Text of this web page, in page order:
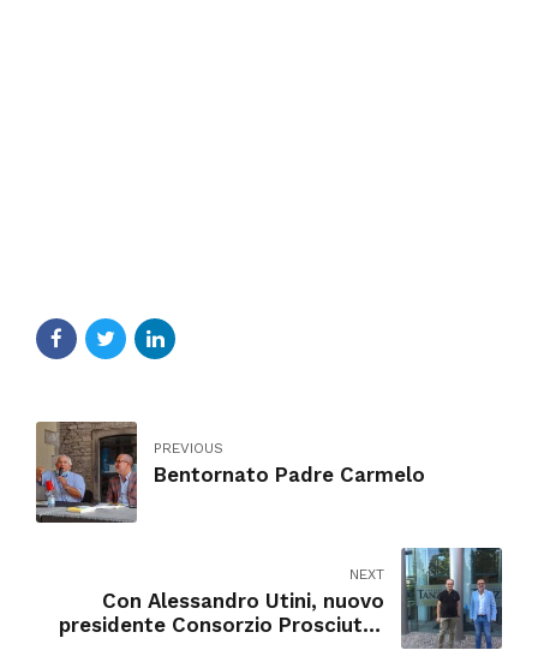
PREVIOUS
Bentornato Padre Carmelo
NEXT
Con Alessandro Utini, nuovo
presidente Consorzio Prosciutto